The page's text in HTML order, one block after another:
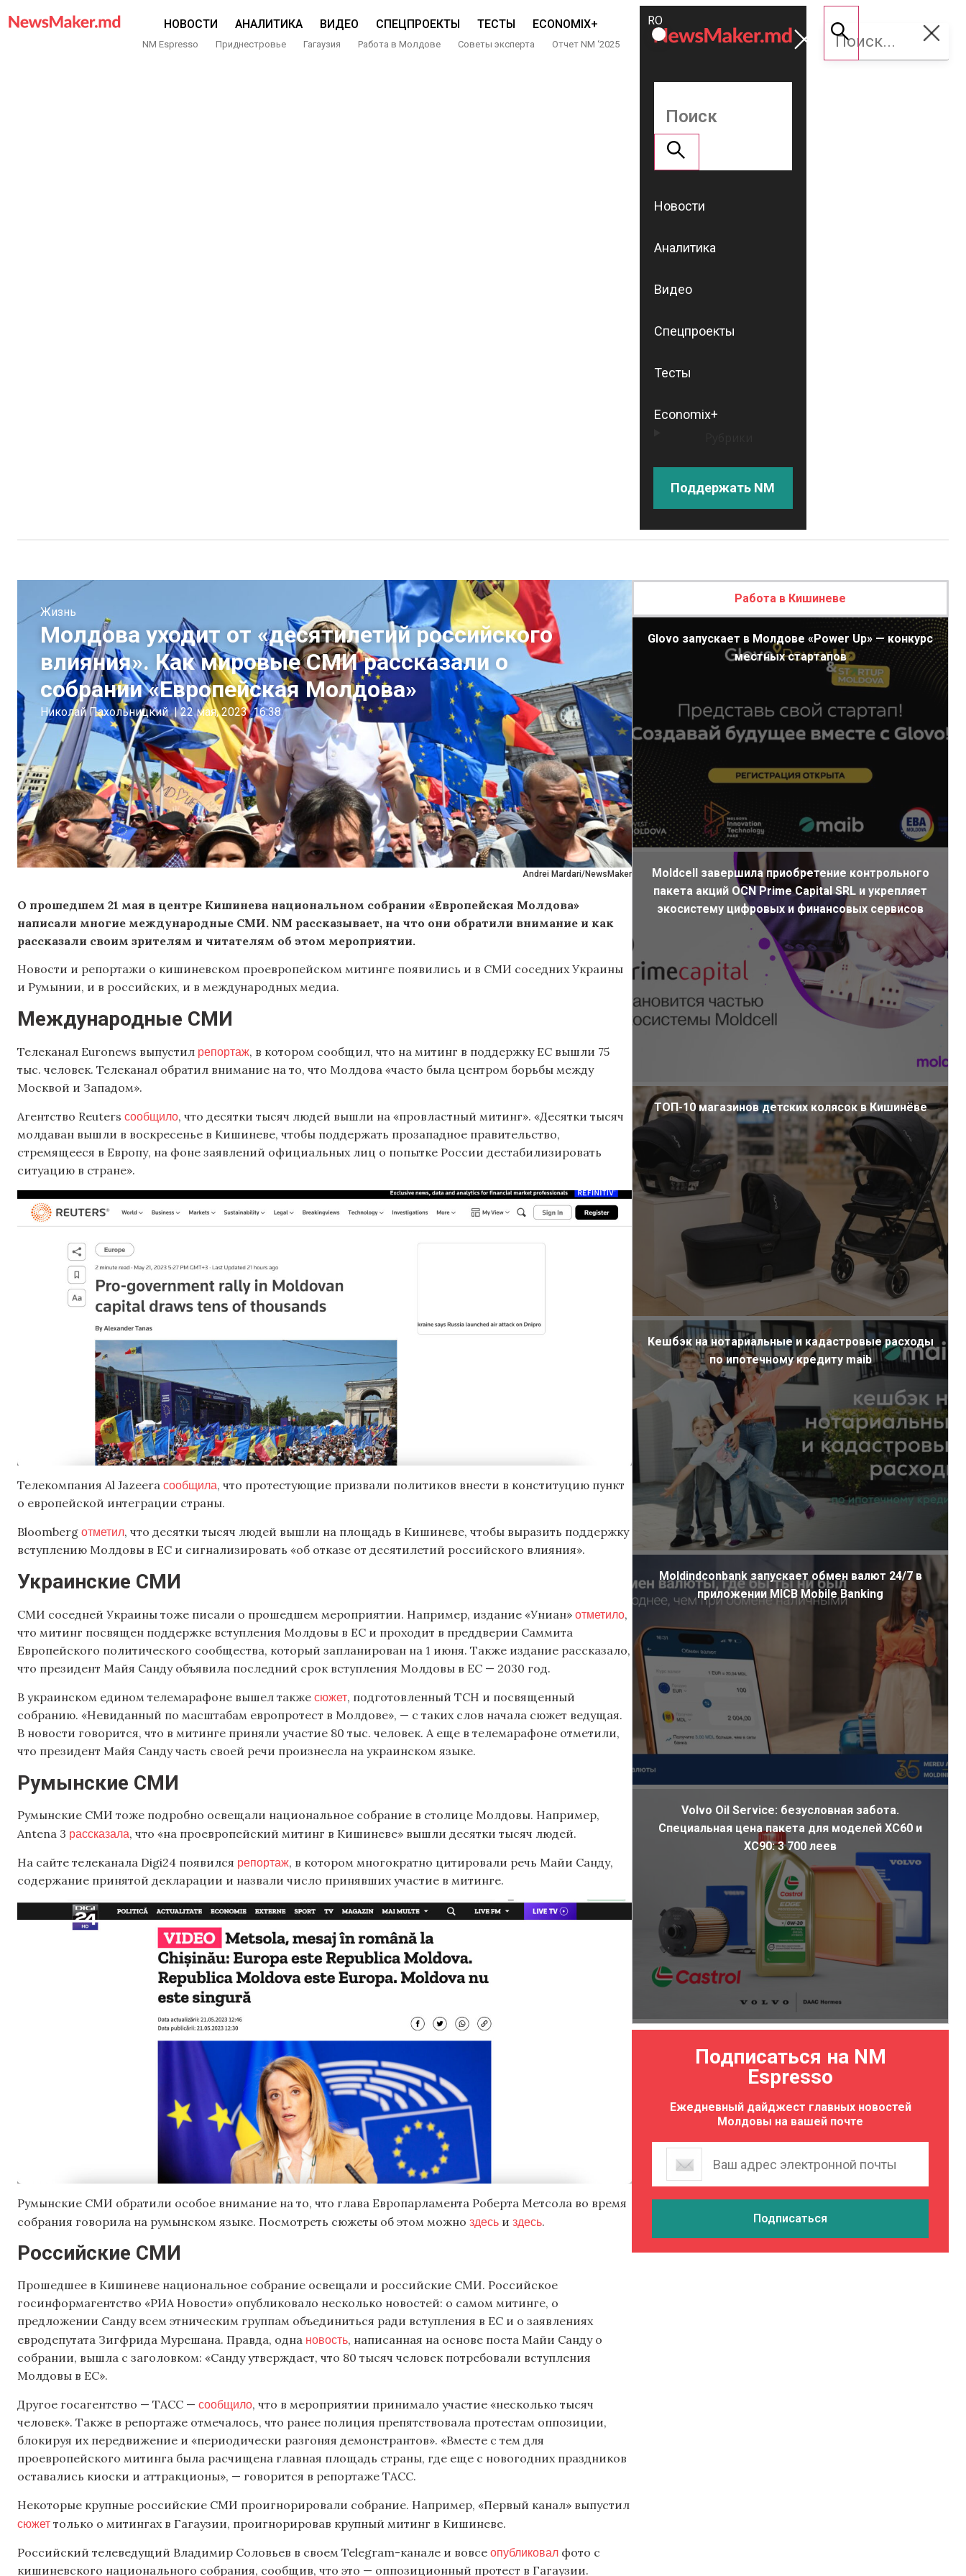
НОВОСТИ АНАЛИТИКА ВИДЕО СПЕЦПРОЕКТЫ ТЕСТЫ ECONOMIX+
NM Espresso Приднестровье Гагаузия Работа в Молдове Советы эксперта Отчет NM ‘2025
ROMÂNĂ
RU
Поддержать
NM
Новости
Аналитика
Видео
Спецпроекты
Тесты
Economix+
Поддержать NM
Andrei Mardari/NewsMaker
Жизнь
Молдова уходит от «десятилетий российского
влияния». Как мировые СМИ рассказали о
собрании «Европейская Молдова»
Николай Пахольницкий | 22 мая, 2023 16:38
О прошедшем 21 мая в центре Кишинева национальном собрании «Европейская Молдова»
написали многие международные СМИ. NM рассказывает, на что они обратили внимание и как
рассказали своим зрителям и читателям об этом мероприятии.
Новости и репортажи о кишиневском проевропейском митинге появились и в СМИ соседних Украины
и Румынии, и в российских, и в международных медиа.
Международные СМИ
Телеканал Euronews выпустил репортаж, в котором сообщил, что на митинг в поддержку ЕС вышли 75
тыс. человек. Телеканал обратил внимание на то, что Молдова «часто была центром борьбы между
Москвой и Западом».
Агентство Reuters сообщило, что десятки тысяч людей вышли на «провластный митинг». «Десятки тысяч
молдаван вышли в воскресенье в Кишиневе, чтобы поддержать прозападное правительство,
стремящееся в Европу, на фоне заявлений официальных лиц о попытке России дестабилизировать
ситуацию в стране».
Телекомпания Al Jazeera сообщила, что протестующие призвали политиков внести в конституцию пункт
о европейской интеграции страны.
Bloomberg отметил, что десятки тысяч людей вышли на площадь в Кишиневе, чтобы выразить поддержку
вступлению Молдовы в ЕС и сигнализировать «об отказе от десятилетий российского влияния».
Украинские СМИ
СМИ соседней Украины тоже писали о прошедшем мероприятии. Например, издание «Униан» отметило,
что митинг посвящен поддержке вступления Молдовы в ЕС и проходит в преддверии Саммита
Европейского политического сообщества, который запланирован на 1 июня. Также издание рассказало,
что президент Майя Санду объявила последний срок вступления Молдовы в ЕС — 2030 год.
В украинском едином телемарафоне вышел также сюжет, подготовленный ТСН и посвященный
собранию. «Невиданный по масштабам европротест в Молдове», — с таких слов начала сюжет ведущая.
В новости говорится, что в митинге приняли участие 80 тыс. человек. А еще в телемарафоне отметили,
что президент Майя Санду часть своей речи произнесла на украинском языке.
Румынские СМИ
Румынские СМИ тоже подробно освещали национальное собрание в столице Молдовы. Например,
Antena 3 рассказала, что «на проевропейский митинг в Кишиневе» вышли десятки тысяч людей.
На сайте телеканала Digi24 появился репортаж, в котором многократно цитировали речь Майи Санду,
содержание принятой декларации и назвали число принявших участие в митинге.
Румынские СМИ обратили особое внимание на то, что глава Европарламента Роберта Метсола во время
собрания говорила на румынском языке. Посмотреть сюжеты об этом можно здесь и здесь.
Российские СМИ
Прошедшее в Кишиневе национальное собрание освещали и российские СМИ. Российское
госинформагентство «РИА Новости» опубликовало несколько новостей: о самом митинге, о
предложении Санду всем этническим группам объединиться ради вступления в ЕС и о заявлениях
евродепутата Зигфрида Мурешана. Правда, одна новость, написанная на основе поста Майи Санду о
собрании, вышла с заголовком: «Санду утверждает, что 80 тысяч человек потребовали вступления
Молдовы в ЕС».
Другое госагентство — ТАСС — сообщило, что в мероприятии принимало участие «несколько тысяч
человек». Также в репортаже отмечалось, что ранее полиция препятствовала протестам оппозиции,
блокируя их передвижение и «периодически разгоняя демонстрантов». «Вместе с тем для
проевропейского митинга была расчищена главная площадь страны, где еще с новогодних праздников
оставались киоски и аттракционы», — говорится в репортаже ТАСС.
Некоторые крупные российские СМИ проигнорировали собрание. Например, «Первый канал» выпустил
сюжет только о митингах в Гагаузии, проигнорировав крупный митинг в Кишиневе.
Российский телеведущий Владимир Соловьев в своем Telegram-канале и вовсе опубликовал фото с
кишиневского национального собрания, сообщив, что это — оппозиционный протест в Гагаузии.
Работа в Кишиневе
Glovo запускает в Молдове «Power Up» — конкурс
местных стартапов
Moldcell завершила приобретение контрольного
пакета акций OCN Prime Capital SRL и укрепляет
экосистему цифровых и финансовых сервисов
ТОП-10 магазинов детских колясок в Кишинёве
Кешбэк на нотариальные и кадастровые расходы
по ипотечному кредиту maib
Moldindconbank запускает обмен валют 24/7 в
приложении MICB Mobile Banking
Volvo Oil Service: безусловная забота.
Специальная цена пакета для моделей XC60 и
XC90: 3 700 леев
Подписаться на NM
Espresso
Ежедневный дайджест главных новостей
Молдовы на вашей почте